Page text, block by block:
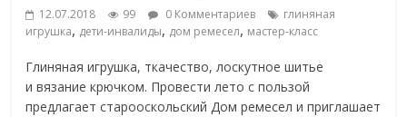
12.07.2018 99 0 Комментариев
глиняная
игрушка, дети-инвалиды, дом ремесел, мастер-класс
Глиняная игрушка, ткачество, лоскутное шитье
и вязание крючком. Провести лето с пользой
предлагает старооскольский Дом ремесел и приглашает